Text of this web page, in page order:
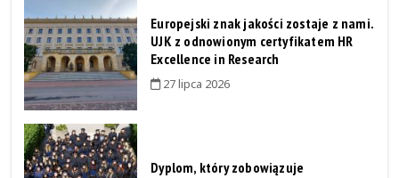
Europejski znak jakości zostaje z nami.
UJK z odnowionym certyfikatem HR
Excellence in Research
27 lipca 2026
Dyplom, który zobowiązuje